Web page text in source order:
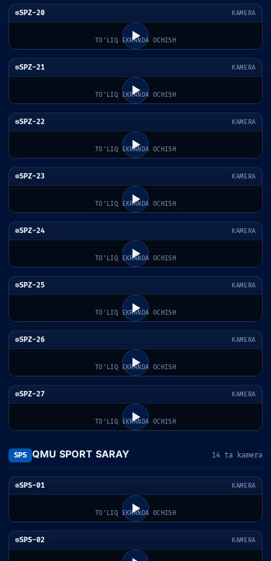
SPZ-20 KAMERA
TO'LIQ EKRANDA OCHISH
SPZ-21 KAMERA
TO'LIQ EKRANDA OCHISH
SPZ-22 KAMERA
TO'LIQ EKRANDA OCHISH
SPZ-23 KAMERA
TO'LIQ EKRANDA OCHISH
SPZ-24 KAMERA
TO'LIQ EKRANDA OCHISH
SPZ-25 KAMERA
TO'LIQ EKRANDA OCHISH
SPZ-26 KAMERA
TO'LIQ EKRANDA OCHISH
SPZ-27 KAMERA
TO'LIQ EKRANDA OCHISH
SPS QMU SPORT SARAY 14 ta kamera
SPS-01 KAMERA
TO'LIQ EKRANDA OCHISH
SPS-02 KAMERA